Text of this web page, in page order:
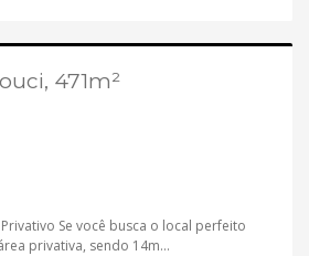
471m²
Se você busca o local perfeito
privativa, sendo 14m...